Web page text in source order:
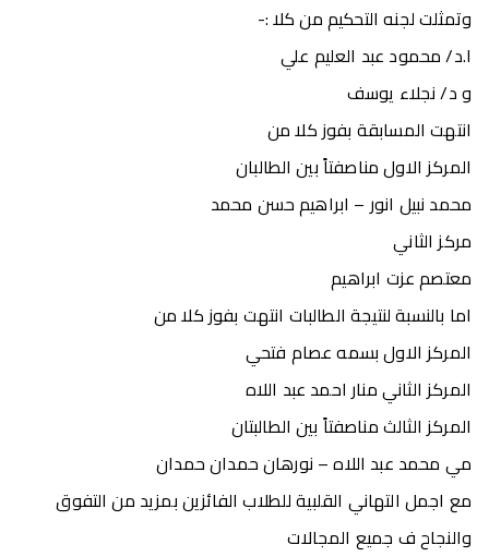
وتمثلت لجنه التحكيم من كلا :-
ا.د/ محمود عبد العليم علي
و د/ نجلاء يوسف
انتهت المسابقة بفوز كلا من
المركز الاول مناصفتاً بين الطالبان
محمد نبيل انور – ابراهيم حسن محمد
مركز الثاني
معتصم عزت ابراهيم
اما بالنسبة لنتيجة الطالبات انتهت بفوز كلا من
المركز الاول بسمه عصام فتحي
المركز الثاني منار احمد عبد اللاه
المركز الثالث مناصفتاً بين الطالبتان
مي محمد عبد اللاه – نورهان حمدان حمدان
مع اجمل التهاني القلبية للطلاب الفائزين بمزيد من التفوق
والنجاح ف جميع المجالات